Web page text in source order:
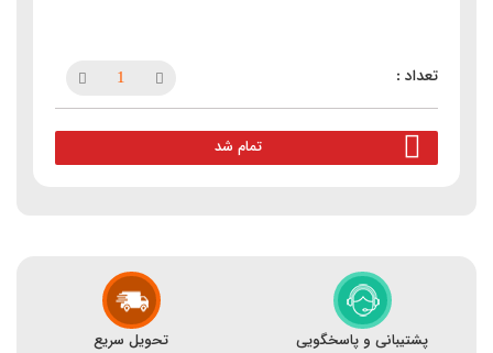
تمام شد
پشتیبانی و پاسخگویی تحویل سریع